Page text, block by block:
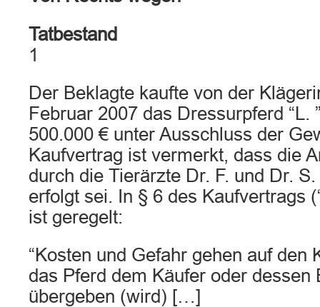
Tatbestand
1
Der Beklagte kaufte von der
Februar 2007 das Dressurpferd “L.
500.000 € unter Ausschluss der
Kaufvertrag ist vermerkt, dass die
durch die Tierärzte Dr. F. und Dr.
erfolgt sei. In § 6 des Kaufvertrags
ist geregelt:
“Kosten und Gefahr gehen auf den
das Pferd dem Käufer oder dessen
übergeben (wird) […]